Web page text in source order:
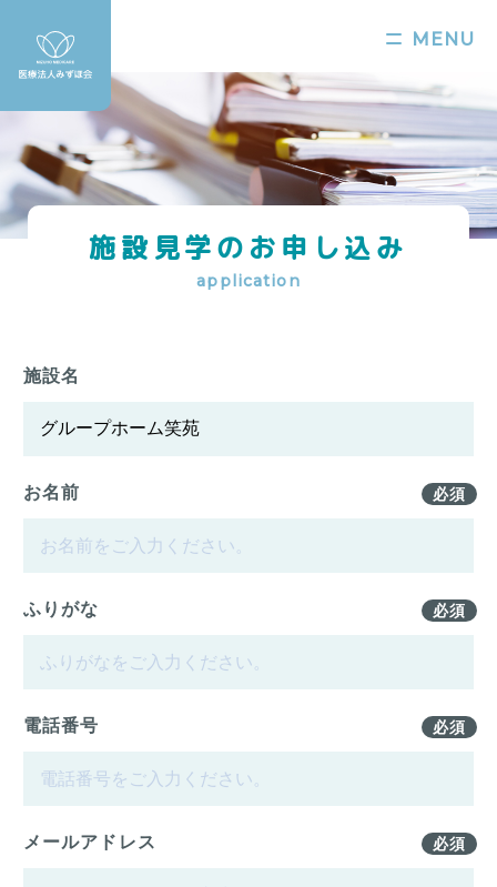
MENU
施設見学のお申し込み
application
施設名
お名前 必須
ふりがな 必須
電話番号 必須
メールアドレス 必須